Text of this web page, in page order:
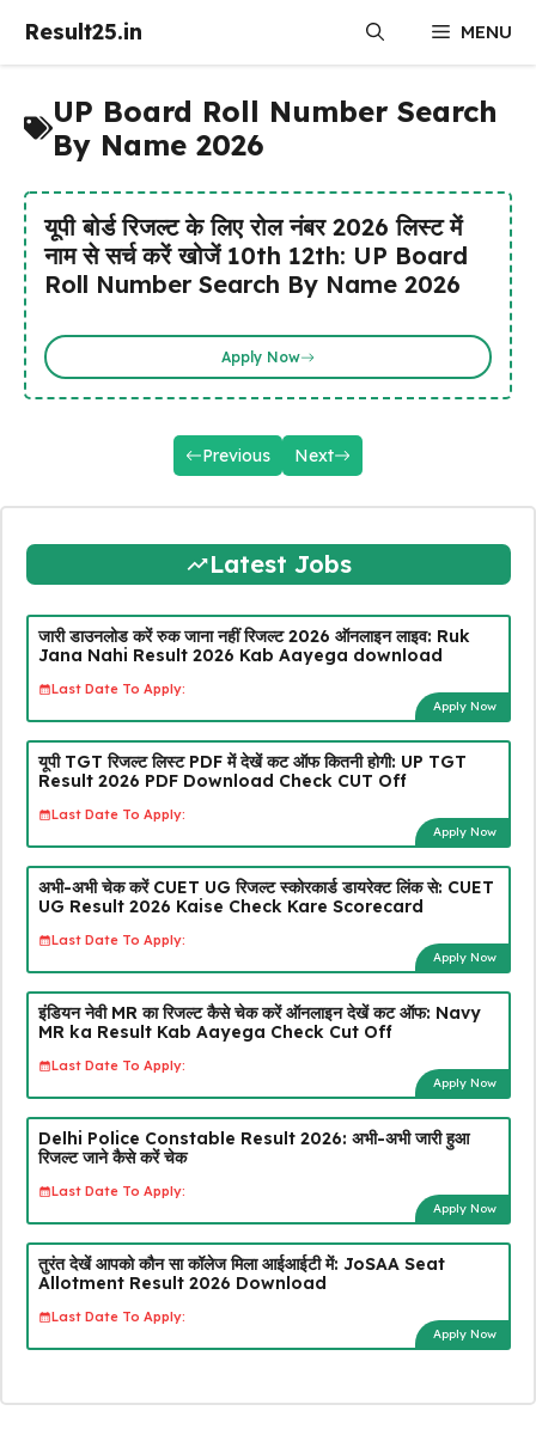
Result25.in MENU
UP Board Roll Number Search
By Name 2026
यूपी बोर्ड रिजल्ट के लिए रोल नंबर 2026 लिस्ट में
नाम से सर्च करें खोजें 10th 12th: UP Board
Roll Number Search By Name 2026
Apply Now
Previous Next
Latest Jobs
जारी डाउनलोड करें रुक जाना नहीं रिजल्ट 2026 ऑनलाइन लाइव: Ruk
Jana Nahi Result 2026 Kab Aayega download
Last Date To Apply:
Apply Now
यूपी TGT रिजल्ट लिस्ट PDF में देखें कट ऑफ कितनी होगी: UP TGT
Result 2026 PDF Download Check CUT Off
Last Date To Apply:
Apply Now
अभी-अभी चेक करें CUET UG रिजल्ट स्कोरकार्ड डायरेक्ट लिंक से: CUET
UG Result 2026 Kaise Check Kare Scorecard
Last Date To Apply:
Apply Now
इंडियन नेवी MR का रिजल्ट कैसे चेक करें ऑनलाइन देखें कट ऑफ: Navy
MR ka Result Kab Aayega Check Cut Off
Last Date To Apply:
Apply Now
Delhi Police Constable Result 2026: अभी-अभी जारी हुआ
रिजल्ट जाने कैसे करें चेक
Last Date To Apply:
Apply Now
तुरंत देखें आपको कौन सा कॉलेज मिला आईआईटी में: JoSAA Seat
Allotment Result 2026 Download
Last Date To Apply:
Apply Now